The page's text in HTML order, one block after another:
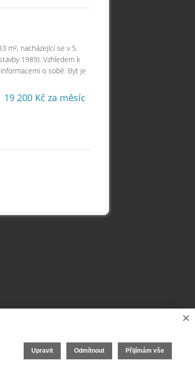
m², nacházející se v 5.
1989). Vzhledem k
o sobě. Byt je
19 200 Kč za měsíc
×
Upravit Odmítnout Přijímám vše